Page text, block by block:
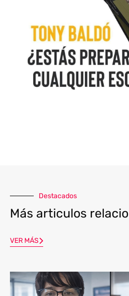
Destacados
Más articulos
VER MÁS